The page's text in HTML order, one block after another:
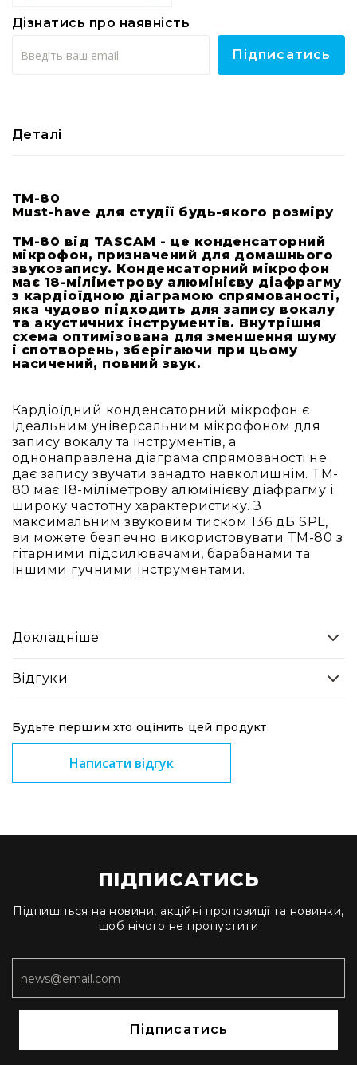
RF
кабелі
передавачі
Дисплеї
Аксесуари
та
комплектуючі
Мікрофони
Студійні
Вокальні
USB-
мікрофони
Конференційні
Петличні
З
оголов'ям
Накамерні
Для
мобільних
комплектуючі
Навушники
Універсальні
Для
моніторингу
Для
Dj
студій
перегляду
фільмів/
ТБ
Для
Дізнатись про наявність
Підписатись
Деталі
TM-80
Must-have для студії будь-якого розміру
TM-80 від TASCAM - це конденсаторний
мікрофон, призначений для домашнього
звукозапису. Конденсаторний мікрофон
має 18-міліметрову алюмінієву діафрагму
з кардіоїдною діаграмою спрямованості,
яка чудово підходить для запису вокалу
та акустичних інструментів. Внутрішня
схема оптимізована для зменшення шуму
і спотворень, зберігаючи при цьому
насичений, повний звук.
Кардіоїдний конденсаторний мікрофон є
ідеальним універсальним мікрофоном для
запису вокалу та інструментів, а
однонаправлена діаграма спрямованості не
дає запису звучати занадто навколишнім. TM-
80 має 18-міліметрову алюмінієву діафрагму і
широку частотну характеристику. З
максимальним звуковим тиском 136 дБ SPL,
ви можете безпечно використовувати TM-80 з
гітарними підсилювачами, барабанами та
іншими гучними інструментами.
Докладніше
Відгуки
Будьте першим хто оцінить цей продукт
Написати відгук
ПІДПИСАТИСЬ
Підпишіться на новини, акційні пропозиції та новинки,
щоб нічого не пропустити
Підписатись